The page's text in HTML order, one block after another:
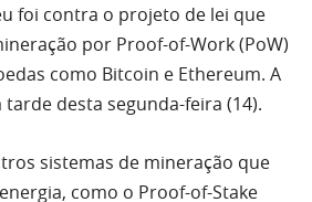
foi contra o projeto de lei que
por Proof-of-Work (PoW)
como Bitcoin e Ethereum. A
desta segunda-feira (14).
sistemas de mineração que
como o Proof-of-Stake